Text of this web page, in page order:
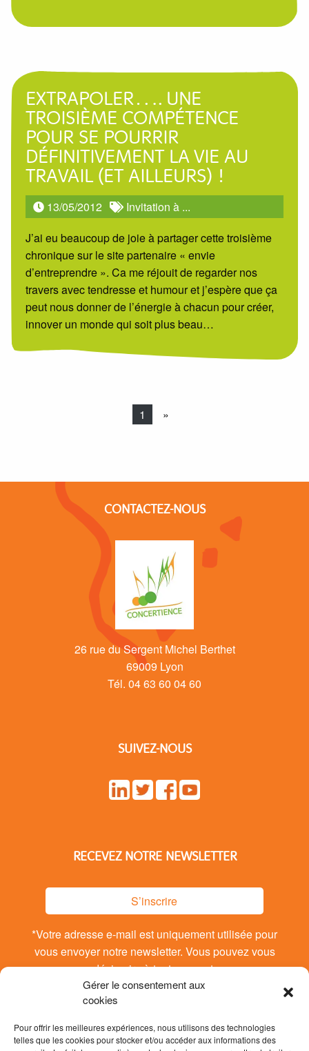
Gérer le consentement aux
cookies
Pour offrir les meilleures expériences, nous utilisons des technologies
telles que les cookies pour stocker et/ou accéder aux informations des
EXTRAPOLER…. UNE
TROISIÈME COMPÉTENCE
POUR SE POURRIR
DÉFINITIVEMENT LA VIE AU
TRAVAIL (ET AILLEURS) !
13/05/2012
Invitation à ...
J’ai eu beaucoup de joie à partager cette troisième
chronique sur le site partenaire « envie
d’entreprendre ». Ca me réjouit de regarder nos
travers avec tendresse et humour et j’espère que ça
peut nous donner de l’énergie à chacun pour créer,
innover un monde qui soit plus beau…
1 »
CONTACTEZ-NOUS
26 rue du Sergent Michel Berthet
69009 Lyon
Tél. 04 63 60 04 60
SUIVEZ-NOUS
RECEVEZ NOTRE NEWSLETTER
S’inscrire
*Votre adresse e-mail est uniquement utilisée pour
vous envoyer notre newsletter. Vous pouvez vous
désinsrire à tout moment.